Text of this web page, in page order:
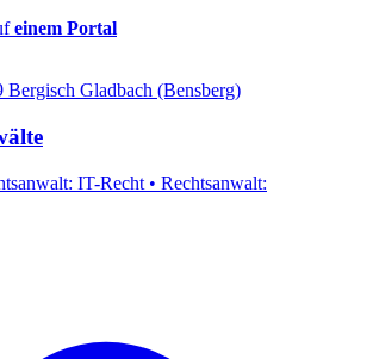
einem Portal
Bergisch Gladbach (Bensberg)
IT-Recht • Rechtsanwalt: